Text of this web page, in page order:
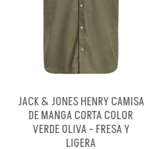
JACK & JONES HENRY CAMISA
DE MANGA CORTA COLOR
VERDE OLIVA - FRESA Y
LIGERA